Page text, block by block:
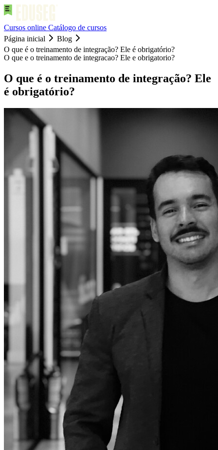
Cursos online Catálogo de cursos
Página inicial
Blog
O que é o treinamento de integração? Ele é obrigatório?
O que e o treinamento de integracao? Ele e obrigatorio?
O que é o treinamento de integração? Ele
é obrigatório?